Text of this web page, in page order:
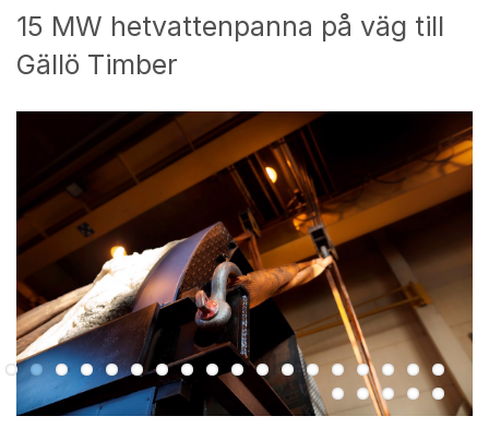
15 MW hetvattenpanna på väg till
Gällö Timber